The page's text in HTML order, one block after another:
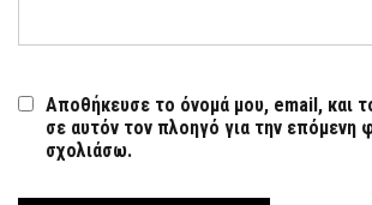
Αποθήκευσε το όνομά μου, email, και
σε αυτόν τον πλοηγό για την επόμενη
σχολιάσω.